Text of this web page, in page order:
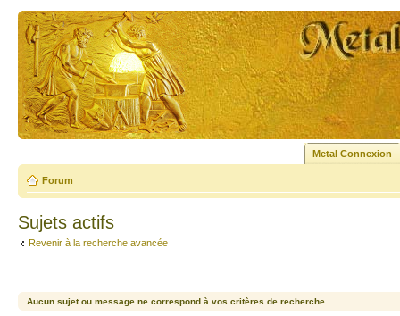
Metal Connexion
Forum
Sujets actifs
Revenir à la recherche avancée
Aucun sujet ou message ne correspond à vos critères de recherche.